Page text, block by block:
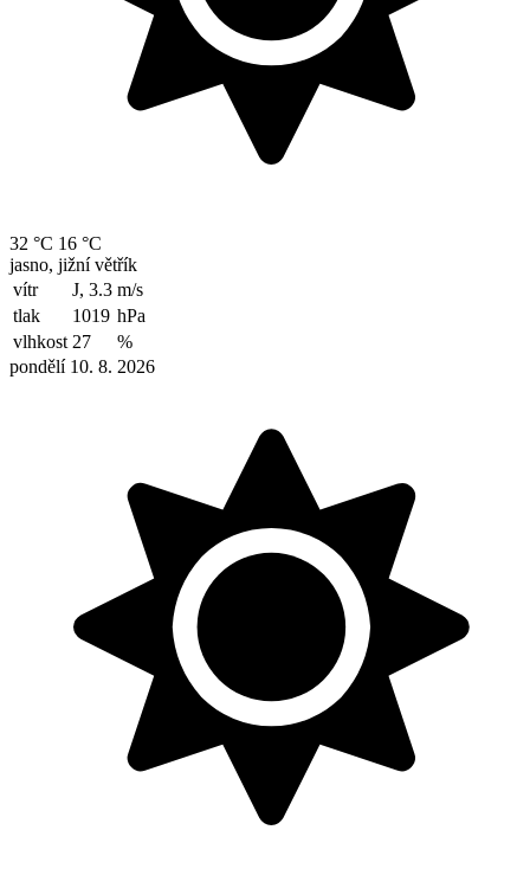
32 °C 16 °C
jasno, jižní větřík
vítr
J, 3.3 m/s
tlak
1019 hPa
vlhkost 27
%
pondělí 10. 8. 2026